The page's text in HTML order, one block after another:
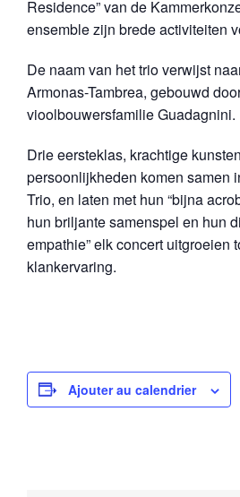
Residence” van de
ensemble zijn brede activiteiten
De naam van het trio verwijst
Armonas-Tambrea, gebouwd
vioolbouwersfamilie Guadagnini.
Drie eersteklas, krachtige
persoonlijkheden komen samen
Trio, en laten met hun “bijna
hun briljante samenspel en hun
empathie” elk concert uitgroeien
klankervaring.
Ajouter au calendrier